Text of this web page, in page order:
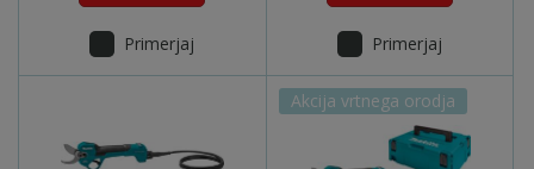
Primerjaj Primerjaj
Akcija vrtnega orodja